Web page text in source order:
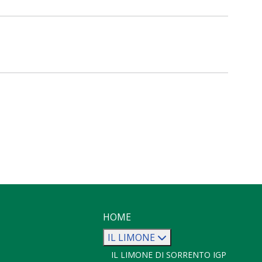
HOME
IL LIMONE
IL LIMONE DI SORRENTO IGP